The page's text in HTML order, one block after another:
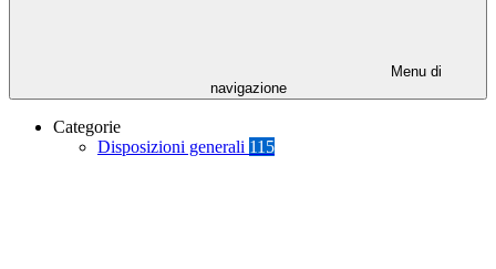
Menu di
navigazione
Categorie
Disposizioni generali 115